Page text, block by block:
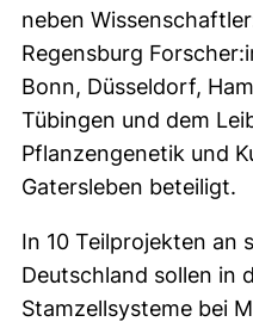
neben
Regensburg
Bonn, Düsseldorf,
Tübingen und dem
Pflanzengenetik und
Gatersleben beteiligt.
In 10 Teilprojekten an
Deutschland sollen in
Stamzellsysteme bei